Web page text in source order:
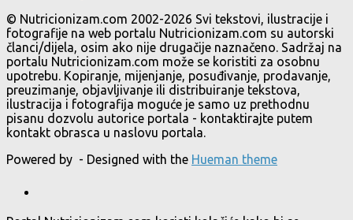
© Nutricionizam.com 2002-2026 Svi tekstovi, ilustracije i
fotografije na web portalu Nutricionizam.com su autorski
članci/dijela, osim ako nije drugačije naznačeno. Sadržaj na
portalu Nutricionizam.com može se koristiti za osobnu
upotrebu. Kopiranje, mijenjanje, posuđivanje, prodavanje,
preuzimanje, objavljivanje ili distribuiranje tekstova,
ilustracija i fotografija moguće je samo uz prethodnu
pisanu dozvolu autorice portala - kontaktirajte putem
kontakt obrasca u naslovu portala.
Powered by - Designed with the Hueman theme